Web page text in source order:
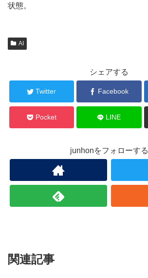
状態。
AI
シェアする
Twitter Facebook
Pocket LINE
junhonをフォローする
関連記事